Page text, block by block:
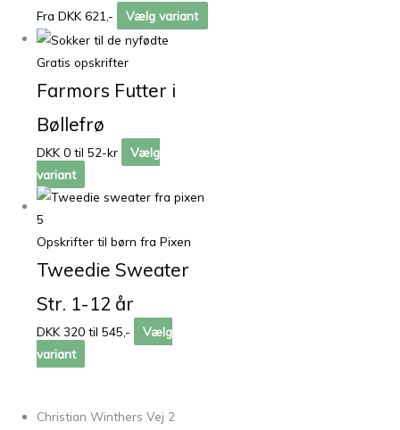
Fra DKK 621,- Vælg variant
Gratis opskrifter
Farmors Futter i
Bøllefrø
DKK 0 til 52-kr
Vælg
variant
Opskrifter til børn fra Pixen
Tweedie Sweater
Str. 1-12 år
DKK 320 til 545,-
Vælg
variant
Christian Winthers Vej 2